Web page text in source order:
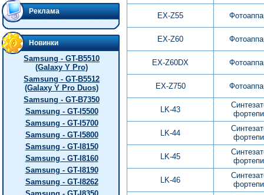
Реклама
Новинки
Samsung - GT-B5510
(Galaxy Y Pro)
Samsung - GT-B5512
(Galaxy Y Pro Duos)
Samsung - GT-B7350
Samsung - GT-I5500
Samsung - GT-I5700
Samsung - GT-I5800
Samsung - GT-I8150
Samsung - GT-I8160
Samsung - GT-I8190
Samsung - GT-I8262
EX-Z55
EX-Z60
EX-Z60DX
EX-Z750
LK-43
LK-44
LK-45
LK-46